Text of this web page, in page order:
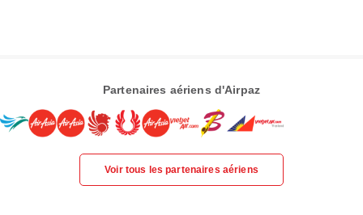
Partenaires aériens d'Airpaz
Voir tous les partenaires aériens